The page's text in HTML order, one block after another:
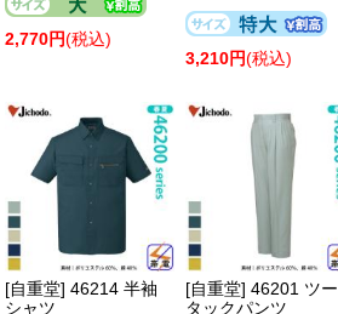
2,770円(税込)
3,210円(税込)
[自重堂] 46214 半袖
シャツ
[自重堂] 46201 ツー
タックパンツ